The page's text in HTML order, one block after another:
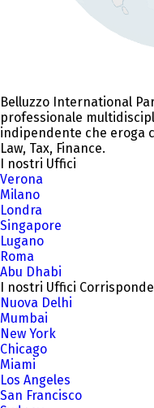
Belluzzo International
professionale
indipendente che eroga
Law, Tax, Finance.
I nostri Uffici
Verona
Milano
Londra
Singapore
Lugano
Roma
Abu Dhabi
I nostri Uffici
Nuova Delhi
Mumbai
New York
Chicago
Miami
Los Angeles
San Francisco